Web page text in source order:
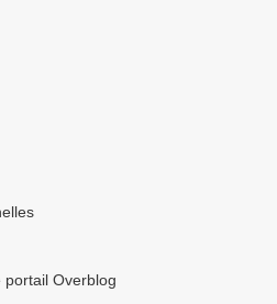
portail Overblog